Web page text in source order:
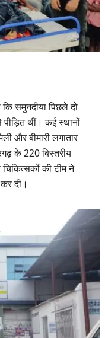
कि समुनदीया पिछले दो
पीड़ित थीं। कई स्थानों
और बीमारी लगातार
के 220 बिस्तरीय
चिकित्सकों की टीम ने
दी।